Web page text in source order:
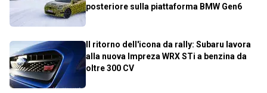
posteriore sulla piattaforma BMW Gen6
Il ritorno dell'icona da rally: Subaru lavora
alla nuova Impreza WRX STi a benzina da
oltre 300 CV